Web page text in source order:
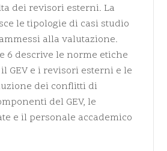
dei revisori esterni. La
le tipologie di casi studio
alla valutazione.
6 descrive le norme etiche
GEV e i revisori esterni e le
dei conflitti di
del GEV, le
e il personale accademico